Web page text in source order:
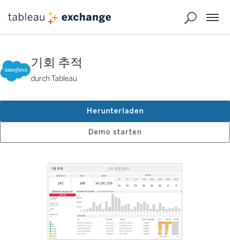
기회 추적
durch Tableau
Demo starten
Herunterladen